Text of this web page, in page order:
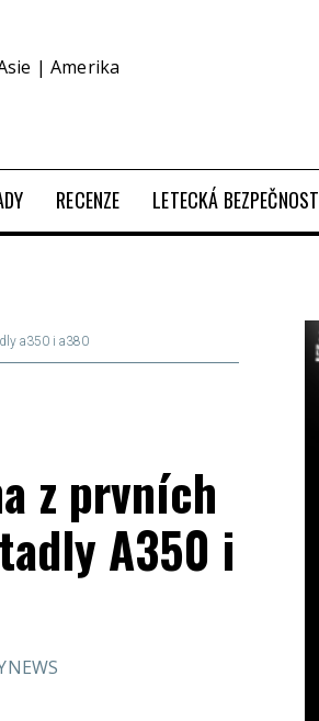
| Amerika
RECENZE LETECKÁ BEZPEČNOST
a350 i a380
z prvních
A350 i